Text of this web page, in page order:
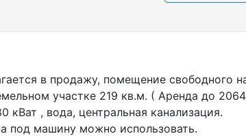
в продажу, помещение свободного
участке 219 кв.м. ( Аренда до
, вода, центральная канализация.
под машину можно использовать.